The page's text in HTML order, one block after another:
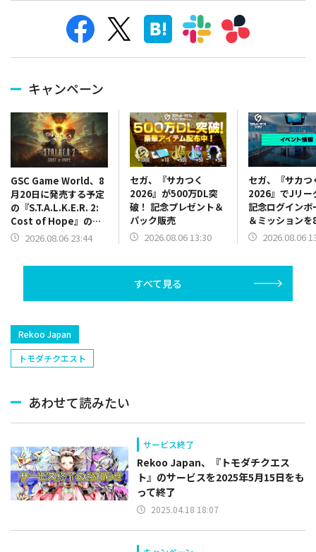
キャンペーン
GSC Game World、8
月20日に発売する予定
の『S.T.A.L.K.E.R. 2:
Cost of Hope』のロ
ケーションを紹介する
2026.08.06 23:44
セガ、『サカつく
2026』が500万DL突
破！ 記念プレゼント＆
パック販売
2026.08.06 13:30
セガ、『サカつ
2026』でJリー
記念ログインボ
＆ミッション
13時より開催
2026.08.06
すべて見る
Rekoo Japan
トモダチクエスト
あわせて読みたい
サービス終了
Rekoo Japan、『トモダチクエス
ト』のサービスを2025年5月15日をも
って終了
2025.04.18 18:07